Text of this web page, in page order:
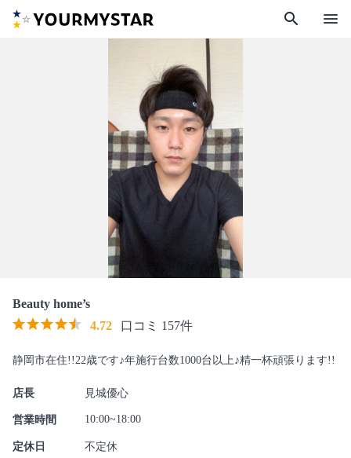
search menu
Beauty home’s
4.72
口コミ 157件
静岡市在住!!22歳です♪年施行台数1000台以上♪精一杯頑張ります!!
店長 見城優心
営業時間 10:00~18:00
定休日 不定休